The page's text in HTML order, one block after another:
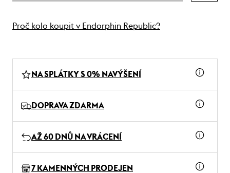
Proč kolo koupit v Endorphin Republic?
NA SPLÁTKY S 0% NAVÝŠENÍ
DOPRAVA ZDARMA
AŽ 60 DNŮ NA VRÁCENÍ
7 KAMENNÝCH PRODEJEN